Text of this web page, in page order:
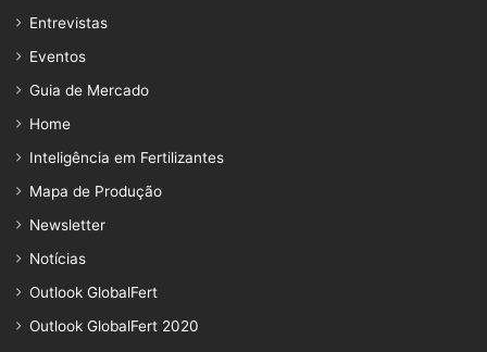
Entrevistas
Eventos
Guia de Mercado
Home
Inteligência em Fertilizantes
Mapa de Produção
Newsletter
Notícias
Outlook GlobalFert
Outlook GlobalFert 2020